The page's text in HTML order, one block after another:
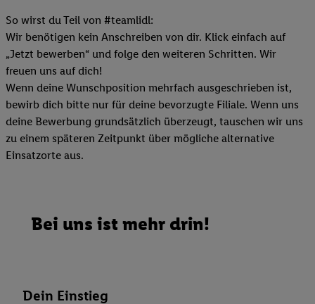
So wirst du Teil von #teamlidl:
Wir benötigen kein Anschreiben von dir. Klick einfach auf
„Jetzt bewerben“ und folge den weiteren Schritten. Wir
freuen uns auf dich!
Wenn deine Wunschposition mehrfach ausgeschrieben ist,
bewirb dich bitte nur für deine bevorzugte Filiale. Wenn uns
deine Bewerbung grundsätzlich überzeugt, tauschen wir uns
zu einem späteren Zeitpunkt über mögliche alternative
Einsatzorte aus.
Bei uns ist mehr drin!
Dein Einstieg